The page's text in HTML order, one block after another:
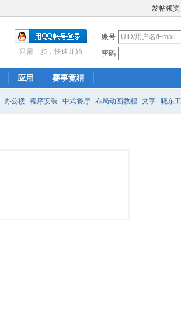
发帖领奖
账号
密码
只需一步，快速开始
应用 赛事竞猜
办公楼 程序安装 中式餐厅 布局动画教程 文字 晓东